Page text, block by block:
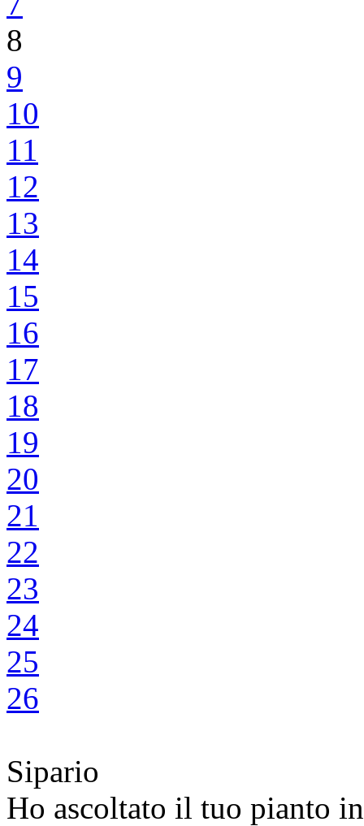
8
9
10
11
12
13
14
15
16
17
18
19
20
21
22
23
24
25
26
Sipario
Ho ascoltato il tuo pianto